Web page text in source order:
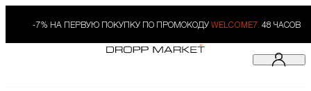
-7% НА ПЕРВУЮ ПОКУПКУ ПО ПРОМОКОДУ WELCOME7. 48 ЧАСОВ